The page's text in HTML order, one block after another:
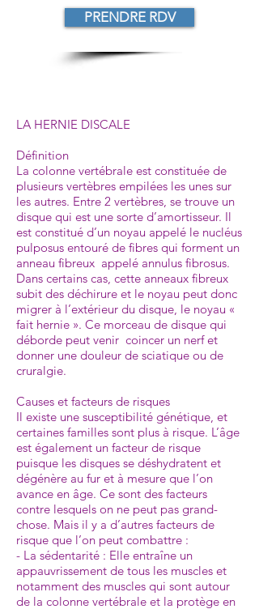
PRENDRE RDV
LA HERNIE DISCALE
Définition
La colonne vertébrale est constituée de
plusieurs vertèbres empilées les unes sur
les autres. Entre 2 vertèbres, se trouve un
disque qui est une sorte d’amortisseur. Il
est constitué d’un noyau appelé le nucléus
pulposus entouré de fibres qui forment un
anneau fibreux appelé annulus fibrosus.
Dans certains cas, cette anneaux fibreux
subit des déchirure et le noyau peut donc
migrer à l’extérieur du disque, le noyau «
fait hernie ». Ce morceau de disque qui
déborde peut venir coincer un nerf et
donner une douleur de sciatique ou de
cruralgie.
Causes et facteurs de risques
Il existe une susceptibilité génétique, et
certaines familles sont plus à risque. L’âge
est également un facteur de risque
puisque les disques se déshydratent et
dégénère au fur et à mesure que l’on
avance en âge. Ce sont des facteurs
contre lesquels on ne peut pas grand-
chose. Mais il y a d’autres facteurs de
risque que l’on peut combattre :
- La sédentarité : Elle entraîne un
appauvrissement de tous les muscles et
notamment des muscles qui sont autour
de la colonne vertébrale et la protège en